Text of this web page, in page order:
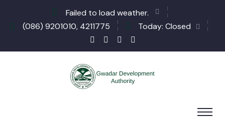
Failed to load weather.
(086) 9201010, 4211775
Today: Closed